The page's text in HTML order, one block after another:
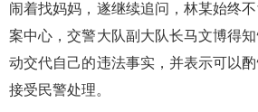
闹着找妈妈，遂继续追问，林某始终
案中心，交警大队副大队长马文博得
动交代自己的违法事实，并表示可以
接受民警处理。